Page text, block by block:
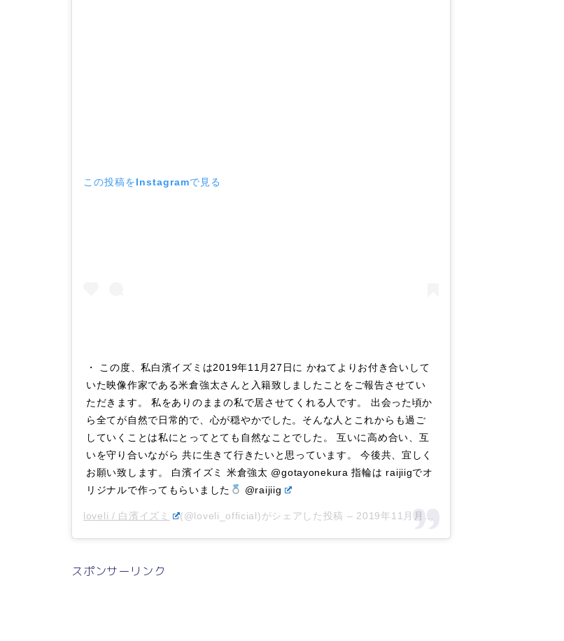
この投稿をInstagramで見る
・ この度、私白濱イズミは2019年11月27日に かねてよりお付き合いして
いた映像作家である米倉強太さんと入籍致しましたことをご報告させてい
ただきます。 私をありのままの私で居させてくれる人です。 出会った頃か
ら全てが自然で日常的で、心が穏やかでした。そんな人とこれからも過ご
していくことは私にとってとても自然なことでした。 互いに高め合い、互
いを守り合いながら 共に生きて行きたいと思っています。 今後共、宜しく
お願い致します。 白濱イズミ 米倉強太 @gotayonekura 指輪は raijiigでオ
リジナルで作ってもらいました
@raijiig
loveli / 白濱イズミ (@loveli_official)がシェアした投稿 – 2019年11月月28日午前1時58分PST
スポンサーリンク